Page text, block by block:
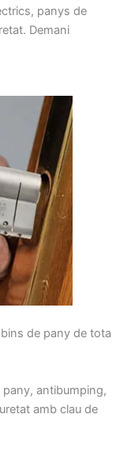
panys de
Demani
de pany de tota
pany, antibumping,
amb clau de